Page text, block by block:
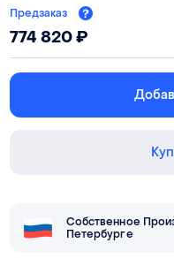
Предзаказ
774 820₽
Собственное
Петербурге